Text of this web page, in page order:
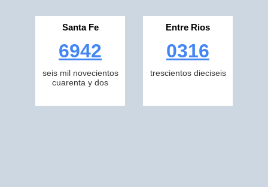
Santa Fe
6942
seis mil novecientos
cuarenta y dos
Entre Rios
0316
trescientos dieciseis